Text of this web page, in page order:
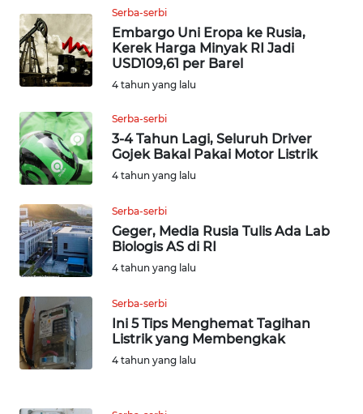
Serba-serbi
Embargo Uni Eropa ke Rusia,
Kerek Harga Minyak RI Jadi
USD109,61 per Barel
4 tahun yang lalu
Serba-serbi
3-4 Tahun Lagi, Seluruh Driver
Gojek Bakal Pakai Motor Listrik
4 tahun yang lalu
Serba-serbi
Geger, Media Rusia Tulis Ada Lab
Biologis AS di RI
4 tahun yang lalu
Serba-serbi
Ini 5 Tips Menghemat Tagihan
Listrik yang Membengkak
4 tahun yang lalu
WN
NIAS
WN
LANGKAT
WN
TAPANULI
SELATAN
WN
TANJUNG
LESUNG
KARO
WN
SIMALUNGUN
WN